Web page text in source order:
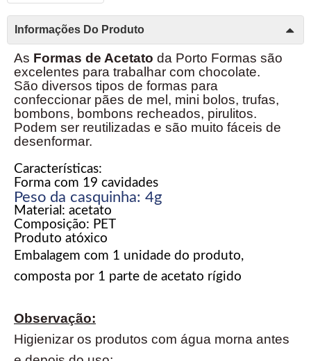
Informações Do Produto
As Formas de Acetato da Porto Formas são
excelentes para trabalhar com chocolate.
São diversos tipos de formas para
confeccionar pães de mel, mini bolos, trufas,
bombons, bombons recheados, pirulitos.
Podem ser reutilizadas e são muito fáceis de
desenformar.
Características:
Forma com 19 cavidades
Peso da casquinha: 4g
Material: acetato
Composição: PET
Produto atóxico
Embalagem com 1 unidade do produto,
composta por 1 parte de acetato rígido
Observação:
Higienizar os produtos com água morna antes